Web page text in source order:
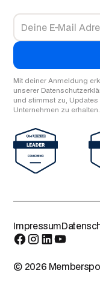
Mit deiner Anmeldung
unserer
und stimmst zu, Updates
Unternehmen zu erhalten.
Impressum
© 2026